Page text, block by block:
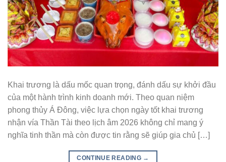
Khai trương là dấu mốc quan trọng, đánh dấu sự khởi đầu
của một hành trình kinh doanh mới. Theo quan niệm
phong thủy Á Đông, việc lựa chọn ngày tốt khai trương
nhận vía Thần Tài theo lịch âm 2026 không chỉ mang ý
nghĩa tinh thần mà còn được tin rằng sẽ giúp gia chủ […]
CONTINUE READING →